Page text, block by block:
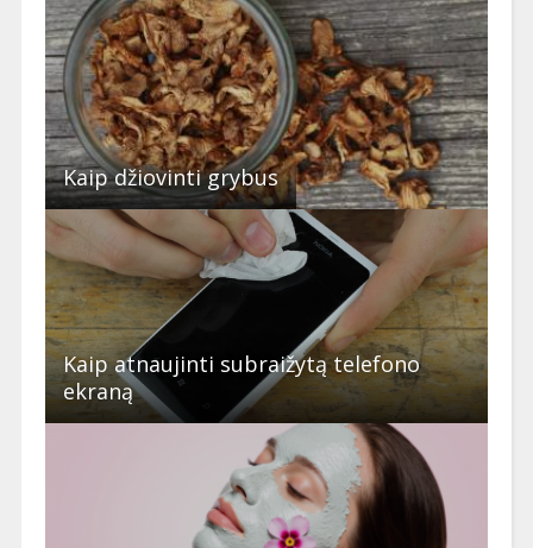
Kaip džiovinti grybus
Kaip atnaujinti subraižytą telefono
ekraną